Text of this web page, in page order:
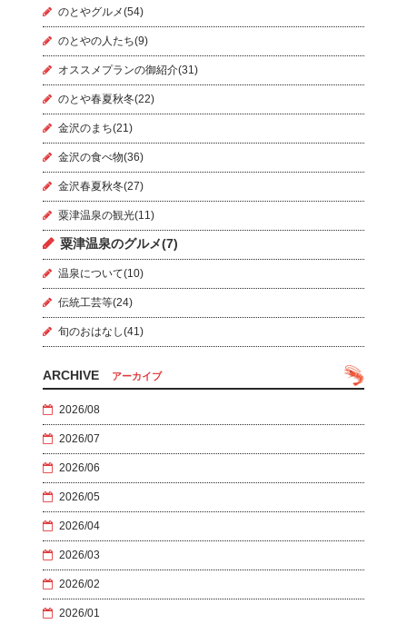
のとやグルメ(54)
のとやの人たち(9)
オススメプランの御紹介(31)
のとや春夏秋冬(22)
金沢のまち(21)
金沢の食べ物(36)
金沢春夏秋冬(27)
粟津温泉の観光(11)
粟津温泉のグルメ(7)
温泉について(10)
伝統工芸等(24)
旬のおはなし(41)
ARCHIVE アーカイブ
2026/08
2026/07
2026/06
2026/05
2026/04
2026/03
2026/02
2026/01